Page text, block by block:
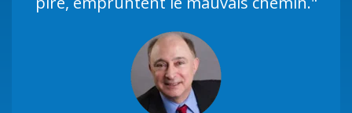
Manish Kumar Singh, Directeur
Marketing Mondial, Services et